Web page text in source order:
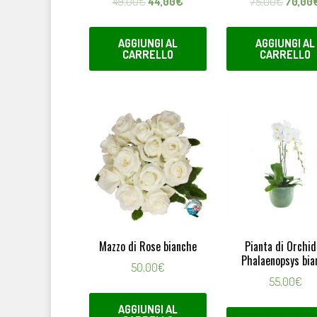
era:
49,00€.44,00€.
AGGIUNGI AL
CARRELLO
era:
AGGIUNGI AL
CARRELLO
Mazzo di Rose bianche
50,00€
AGGIUNGI AL
Pianta di
Phalaenopsys
55,00€